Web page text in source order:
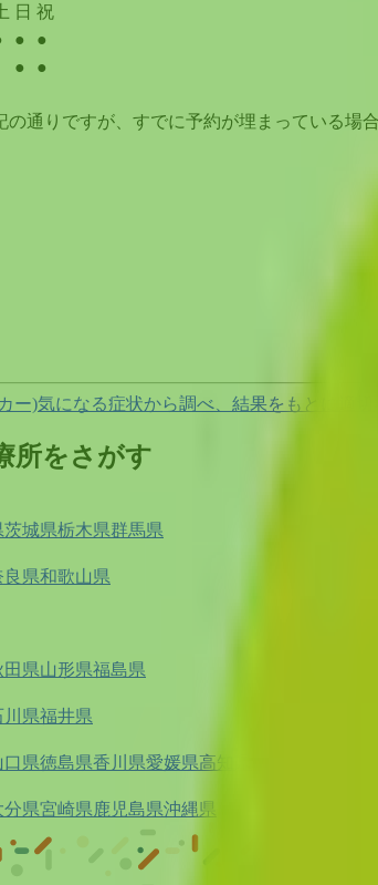
日 祝
●
●
●
●
通りですが、すでに予約が埋まっている場
ー)気になる症状から調べ、結果をもとに適切
所をさがす
茨城県栃木県群馬県
良県和歌山県
田県山形県福島県
川県福井県
口県徳島県香川県愛媛県高知県
分県宮崎県鹿児島県沖縄県